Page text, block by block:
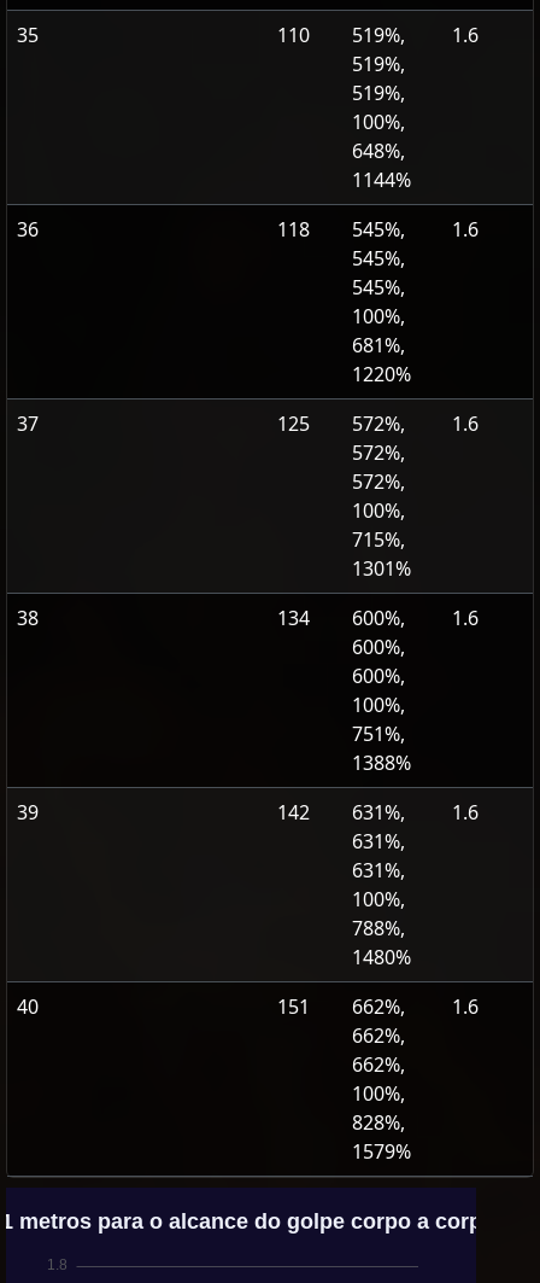
35 110
519%,
519%,
519%,
100%,
648%,
1144%
1.6
36 118
545%,
545%,
545%,
100%,
681%,
1220%
1.6
37 125
572%,
572%,
572%,
100%,
715%,
1301%
1.6
38 134
600%,
600%,
600%,
100%,
751%,
1388%
1.6
39 142
631%,
631%,
631%,
100%,
788%,
1480%
1.6
40 151
662%,
662%,
662%,
100%,
828%,
1579%
1.6